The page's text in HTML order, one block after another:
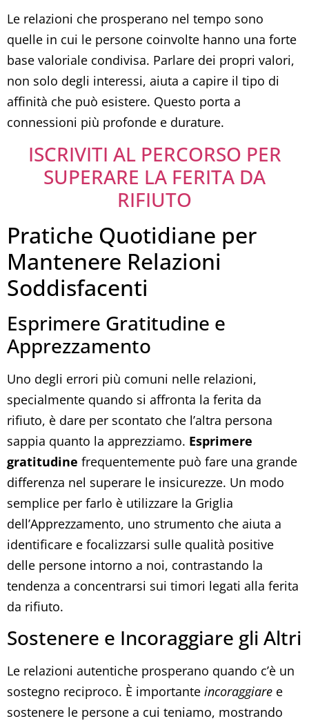
Le relazioni che prosperano nel tempo sono
quelle in cui le persone coinvolte hanno una forte
base valoriale condivisa. Parlare dei propri valori,
non solo degli interessi, aiuta a capire il tipo di
affinità che può esistere. Questo porta a
connessioni più profonde e durature.
ISCRIVITI AL PERCORSO PER
SUPERARE LA FERITA DA
RIFIUTO
Pratiche Quotidiane per
Mantenere Relazioni
Soddisfacenti
Esprimere Gratitudine e
Apprezzamento
Uno degli errori più comuni nelle relazioni,
specialmente quando si affronta la ferita da
rifiuto, è dare per scontato che l’altra persona
sappia quanto la apprezziamo. Esprimere
gratitudine frequentemente può fare una grande
differenza nel superare le insicurezze. Un modo
semplice per farlo è utilizzare la Griglia
dell’Apprezzamento, uno strumento che aiuta a
identificare e focalizzarsi sulle qualità positive
delle persone intorno a noi, contrastando la
tendenza a concentrarsi sui timori legati alla ferita
da rifiuto.
Sostenere e Incoraggiare gli Altri
Le relazioni autentiche prosperano quando c’è un
sostegno reciproco. È importante incoraggiare e
sostenere le persone a cui teniamo, mostrando